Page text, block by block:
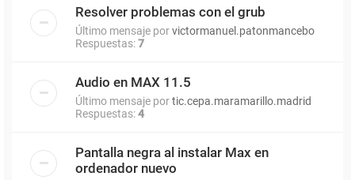
Resolver problemas con el grub
Último mensaje porvictormanuel.patonmancebo
Respuestas:7
Audio en MAX 11.5
Último mensaje portic.cepa.maramarillo.madrid
Respuestas:4
Pantalla negra al instalar Max en
ordenador nuevo